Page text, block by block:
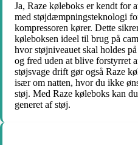
Ja, Raze køleboks er kendt for
med støjdæmpningsteknologi
kompressoren kører. Dette
køleboksen ideel til brug på
hvor støjniveauet skal holdes
og fred uden at blive forstyrret
støjsvage drift gør også Raze
især om natten, hvor du ikke
støj. Med Raze køleboks kan
generet af støj.